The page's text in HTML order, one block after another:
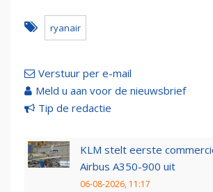
ryanair
Verstuur per e-mail
Meld u aan voor de nieuwsbrief
Tip de redactie
KLM stelt eerste
Airbus A350-900 uit
06-08-2026, 11:17